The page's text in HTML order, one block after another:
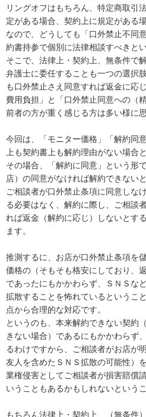
リングオフはもちろん、特定商取引
定がある場合、契約上に規定がある
なので、どうしても「口外禁止不同
約書持参で個別に法律相談すべきと
そこで、法律上・契約上、無条件で
弁護士に委任することも一つの選択
も口外禁止さえ同意すれば返金に応
費用負担」と「口外禁止同意への（
前者の方が重く感じる方は多い様に思
今回は、「モニター価格」「解約同
上も契約書上も解約理由がない場合
その場合、「解約に同意」という形
店）の同意がなければ解約できない
ご相談者が口外禁止条項に同意しな
る必要はなく、解約に際し、ご相談
れば返金（解約に応じ）しないとす
ます。
推測するに、お店が口外禁止条項を
価格の（そもそも格安にしており、
であったにもかかわらず、ＳＮＳな
拡散することを怖れているというこ
点から合理的な対応です。
というのも、本来解約できない契約
きない場合）であるにもかかわらず
るわけですから、ご相談者がお店が
友人を含めたＳＮＳ拡散の可能性）
業権侵害としてご相談者が損害賠償
いうこともあるかもしれないというこ
もちろん法律上・契約上、（無条件